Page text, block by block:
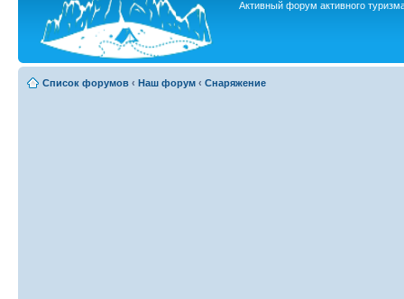
Активный форум активного
Список форумов ‹ Наш форум ‹ Снаряжение